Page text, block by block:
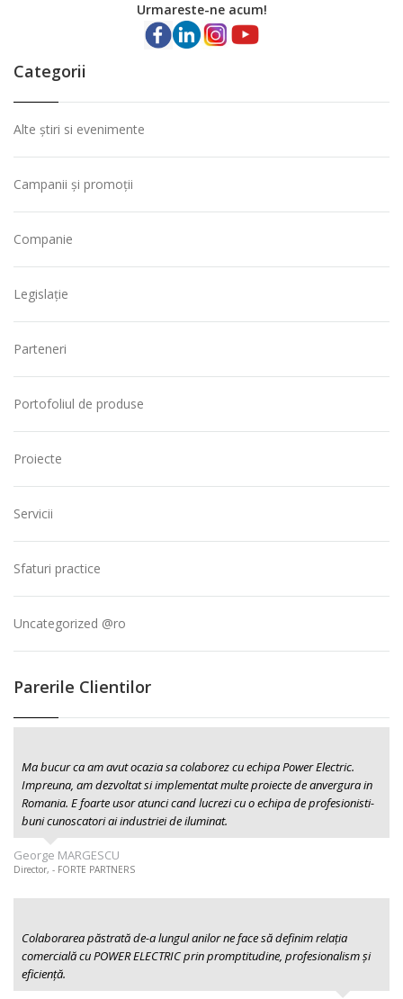
Urmareste-ne acum!
Categorii
Alte știri si evenimente
Campanii și promoții
Companie
Legislație
Parteneri
Portofoliul de produse
Proiecte
Servicii
Sfaturi practice
Uncategorized @ro
Parerile Clientilor
Ma bucur ca am avut ocazia sa colaborez cu echipa Power Electric.
Impreuna, am dezvoltat si implementat multe proiecte de anvergura in
Romania. E foarte usor atunci cand lucrezi cu o echipa de profesionisti-
buni cunoscatori ai industriei de iluminat.
George MARGESCU
Director, - FORTE PARTNERS
Colaborarea păstrată de-a lungul anilor ne face să definim relația
comercială cu POWER ELECTRIC prin promptitudine, profesionalism şi
eficiență.